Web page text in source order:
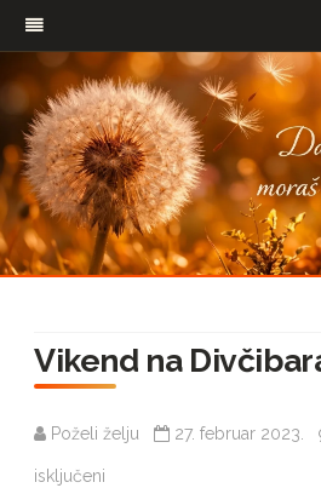
Vikend na
Poželi želju 27. februar 2023.
isključeni